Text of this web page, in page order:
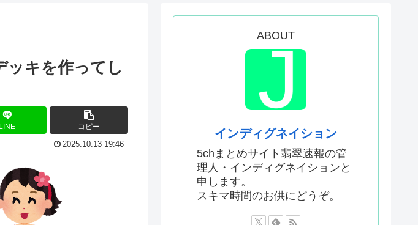
宮崎駿「声優は娼婦のような声」←これ正論すぎるよな
バンダイナムコ決算、プリキュアが前年比大幅減少
韓国人「地震で高市早苗ちゃんは北朝鮮の金正恩と比較され完...
山本五十六「明日は真珠湾攻撃か…なんやこれ、デスノート？...
【2019年】 重機の作業員が「なんだこれ」と通報した密...
高市早苗の秘書のガンステージ4はどうなったの？
アメリカ「ヤニねこは黒人をネコ娘にして黒人差別を描いた社...
維新県議、無許可で選挙カーレンタル事業 複数の維新候補が...
ッキを作ってし
LINE コピー
2025.10.13 19:46
ABOUT
インディグネイション
5chまとめサイト翡翠速報の管
理人・インディグネイションと
申します。
スキマ時間のお供にどうぞ。